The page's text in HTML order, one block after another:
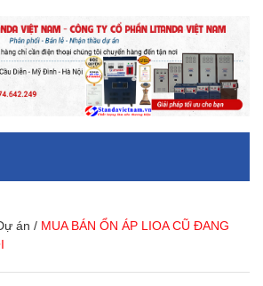
án / MUA BÁN ỔN ÁP LIOA CŨ ĐANG